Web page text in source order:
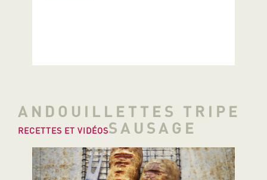
ANDOUILLETTES TRIPE
SAUSAGE
RECETTES ET VIDÉOS